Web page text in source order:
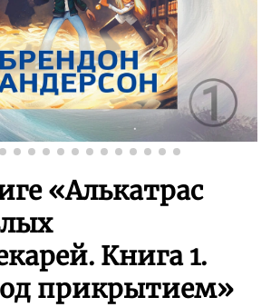
«Алькатрас
Книга 1.
прикрытием»